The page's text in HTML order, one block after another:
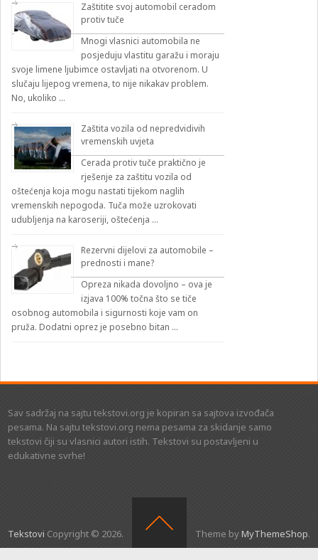
Zaštitite svoj automobil ceradom
protiv tuče
Mnogi vlasnici automobila ne
posjeduju vlastitu garažu i moraju
svoje limene ljubimce ostavljati na otvorenom. U
slučaju lijepog vremena, to nije nikakav problem.
No, ukoliko …
Zaštita vozila od nepredvidivih
vremenskih uvjeta
Cerada protiv tuče praktično je
rješenje za zaštitu vozila od
oštećenja koja mogu nastati tijekom naglih
vremenskih nepogoda. Tuča može uzrokovati
udubljenja na karoseriji, oštećenja …
Rezervni dijelovi za automobile –
prednosti i mane?
Opreza nikada dovoljno – ova je
izjava 100% točna što se tiče
osobnog automobila i sigurnosti koje vam on
pruža. Dodatni oprez je posebno bitan …
Sav sadržaj na sajtu tekstovi.org je kopiran sa sajtova izvođača
pesama. Na sajtu tekstovi.org nema pesama za skidanje samo
tekstovi čiji su vlasnici autori istih. Tekstovi su postavljeni u
edukativne svrhe!
Tekstovi Copyright © 2026. Theme byMyThemeShop.